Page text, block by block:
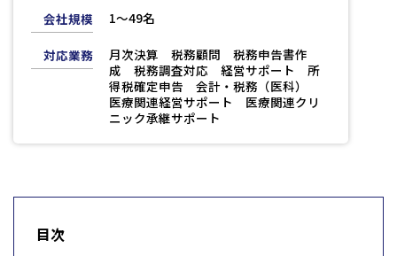
グループ企業一覧
日本クレアス社会保険労務士法人
日本クレアス弁護士法人
株式会社コーポレート・アドバイザーズ・アカウンティング
株式会社コーポレート・アドバイザーズM&A
企業情報
会社規模 1〜49名
対応業務
月次決算 税務顧問 税務申告書作
成 税務調査対応 経営サポート 所
得税確定申告 会計・税務（医科）
医療関連経営サポート 医療関連クリ
ニック承継サポート
目次